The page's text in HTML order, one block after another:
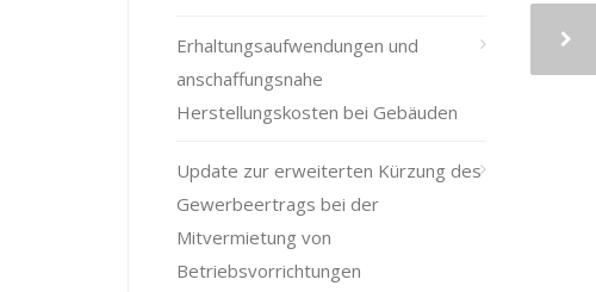
Erhaltungsaufwendungen und
anschaffungsnahe
Herstellungskosten bei Gebäuden
Update zur erweiterten Kürzung des
Gewerbeertrags bei der
Mitvermietung von
Betriebsvorrichtungen